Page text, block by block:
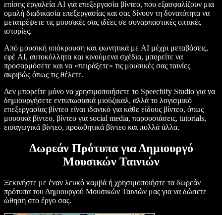
επίσης εργαλεία AI για επεξεργασία βίντεο, που εξασφαλίζουν μια
ομαλή διαδικασία επεξεργασίας και σας δίνουν τη δυνατότητα να
μετατρέψετε τις μουσικές σας ιδέες σε συναρπαστικές οπτικές
ιστορίες.
Από μουσική υπόκρουση και φωνητικά με AI μέχρι μεταβάσεις,
εφέ AI, αυτοκόλλητα και κινούμενα σχέδια, μπορείτε να
προσαρμόσετε και να «πειράξετε» τις μουσικές σας ταινίες
ακριβώς όπως τις θέλετε.
Δεν μπορείτε μόνο να χρησιμοποιήσετε το Speechify Studio για να
δημιουργήσετε εντυπωσιακά μιούζικαλ, αλλά το λογισμικό
επεξεργασίας βίντεο είναι ιδανικό για κάθε είδους βίντεο, όπως
μουσικά βίντεο, βίντεο για social media, παρουσιάσεις, tutorials,
εισαγωγικά βίντεο, προωθητικά βίντεο και πολλά άλλα.
Δωρεάν Πρότυπα για Δημιουργό
Μουσικών Ταινιών
Ξεκινήστε με έναν λευκό καμβά ή χρησιμοποιήστε τα δωρεάν
πρότυπα του Δημιουργού Μουσικών Ταινιών μας για να δώσετε
ώθηση στο έργο σας.